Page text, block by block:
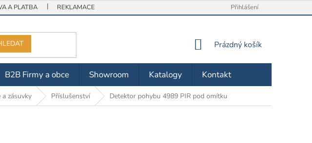
A PLATBA REKLAMACE / VRÁCENÍ ZBOŽÍ OBCHODNÍ PODMÍNKY
Přihlášení
NÁKUPNÍ
Prázdný košík
B2B Firmy a obce Showroom Katalogy Kontakt
zásuvky Příslušenství Detektor pohybu 4989 PIR pod omítku